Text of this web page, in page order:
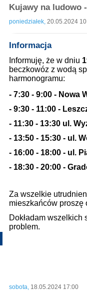
Kujawy na ludowo
poniedziałek, 20.05.2024
Informacja
Informuję, że w dniu
beczkowóz z wodą
harmonogramu:
- 7:30 - 9:00 - Nowa
- 9:30 - 11:00 -
- 11:30 - 13:30 ul.
- 13:50 - 15:30 - ul.
- 16:00 - 18:00 - ul.
- 18:30 - 20:00 -
Za wszelkie
mieszkańców proszę
Dokładam
problem.
sobota, 18.05.2024 17:00